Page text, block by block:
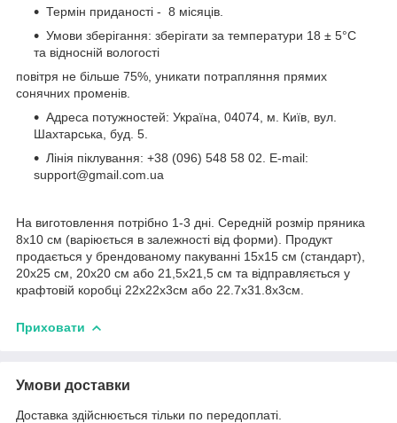
Термін приданості - 8 місяців.
Умови зберігання: зберігати за температури 18 ± 5°C
та відносній вологості
повітря не більше 75%, уникати потрапляння прямих
сонячних променів.
Адреса потужностей: Україна, 04074, м. Київ, вул.
Шахтарська, буд. 5.
Лінія піклування: +38 (096) 548 58 02. E-mail:
support@gmail.com.ua
На виготовлення потрібно 1-3 дні. Cередній розмір пряника
8х10 см (варіюється в залежності від форми). Продукт
продається у брендованому пакуванні 15х15 см (стандарт),
20х25 см, 20х20 см або 21,5х21,5 см та відправляється у
крафтовій коробці 22х22х3см або 22.7х31.8х3см.
Приховати
Умови доставки
Доставка здійснюється тільки по передоплаті.